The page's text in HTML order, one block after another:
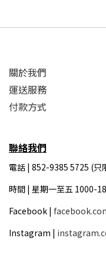
關於我們
運送服務
付款方式
聯絡我們
電話 | 852-9385 5725 (
時間 | 星期一至五 1000-
Facebook |
Instagram |